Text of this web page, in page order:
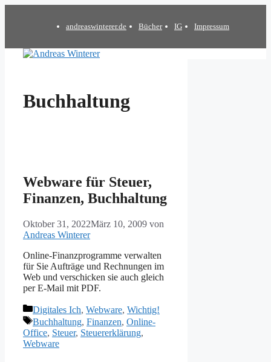
andreaswinterer.de Bücher IG Impressum
Buchhaltung
Webware für Steuer,
Finanzen, Buchhaltung
Oktober 31, 2022März 10, 2009 von
Andreas Winterer
Online-Finanzprogramme verwalten
für Sie Aufträge und Rechnungen im
Web und verschicken sie auch gleich
per E-Mail mit PDF.
Kategorien
Digitales Ich, Webware, Wichtig!
Schlagwörter
Buchhaltung, Finanzen, Online-
Office, Steuer, Steuererklärung,
Webware